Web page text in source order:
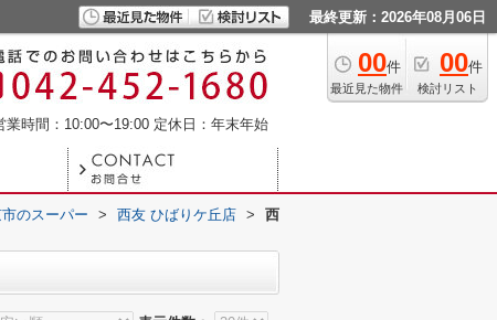
最終更新：2026年08月06日
00件
最近見た物件
00件
検討リスト
業時間：10:00〜19:00 定休日：年末年始
のスーパー > 西友 ひばりケ丘店 >
西